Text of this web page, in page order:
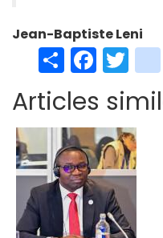
Jean-Baptiste Leni
S
h
ar
e
Fa
ce
b
o
o
k
T
wi
tt
er
Articles